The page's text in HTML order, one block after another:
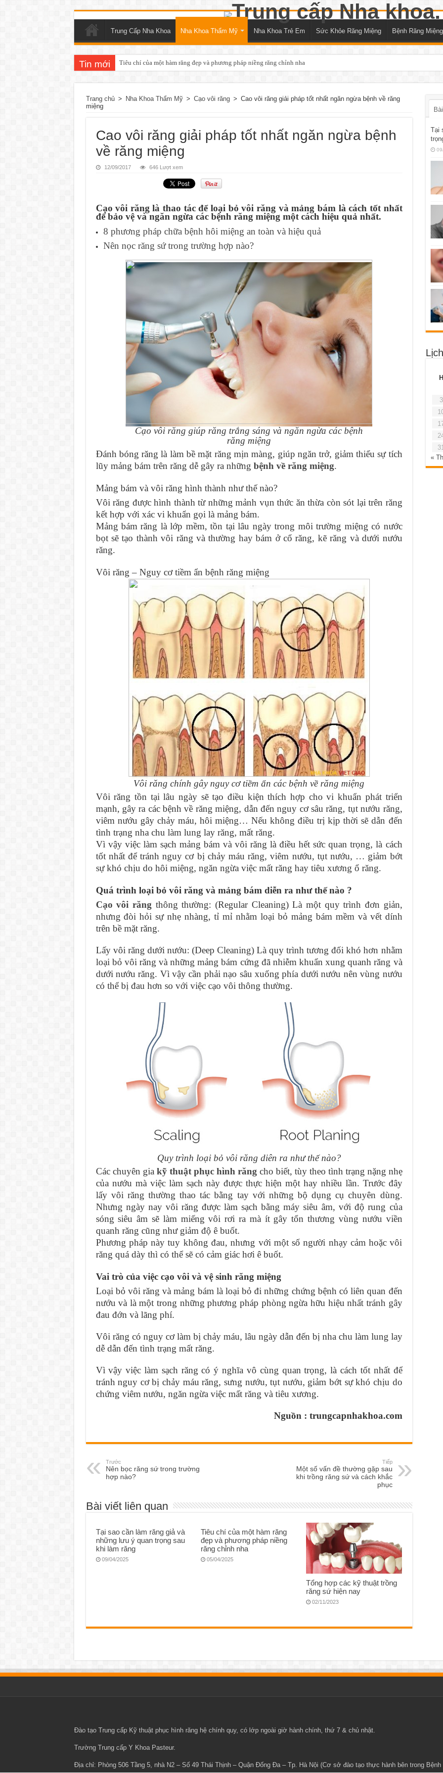
Trung Cấp Nha Khoa Nha Khoa Thẩm Mỹ Nha Khoa Trẻ Em Sức Khỏe Răng Miệng Bệnh Răng Miệng
Tin mới Tiêu chí của một hàm răng đẹp và phương pháp niềng răng chỉnh nha
Trang chủ > Nha Khoa Thẩm Mỹ > Cạo vôi răng > Cao vôi răng giải pháp tốt nhất ngăn ngừa bệnh về răng
miệng
Cao vôi răng giải pháp tốt nhất ngăn ngừa bệnh
về răng miệng
12/09/2017 646 Lượt xem
Cạo vôi răng là thao tác để loại bỏ vôi răng và mảng bám là cách tốt nhất
để bảo vệ và ngăn ngừa các bệnh răng miệng một cách hiệu quả nhất.
8 phương pháp chữa bệnh hôi miệng an toàn và hiệu quả
Nên nọc răng sứ trong trường hợp nào?
Cạo vôi răng giúp răng trắng sáng và ngăn ngừa các bệnh
răng miệng
Đánh bóng răng là làm bề mặt răng mịn màng, giúp ngăn trở, giảm thiểu sự tích
lũy mảng bám trên răng dễ gây ra những bệnh về răng miệng.
Mảng bám và vôi răng hình thành như thế nào?
Vôi răng được hình thành từ những mảnh vụn thức ăn thừa còn sót lại trên răng
kết hợp với xác vi khuẩn gọi là mảng bám.
Mảng bám răng là lớp mềm, tồn tại lâu ngày trong môi trường miệng có nước
bọt sẽ tạo thành vôi răng và thường hay bám ở cổ răng, kẽ răng và dưới nướu
răng.
Vôi răng – Nguy cơ tiềm ẩn bệnh răng miệng
Vôi răng chính gây nguy cơ tiềm ẩn các bệnh về răng miệng
Vôi răng tồn tại lâu ngày sẽ tạo điều kiện thích hợp cho vi khuẩn phát triển
mạnh, gây ra các bệnh về răng miệng, dẫn đến nguy cơ sâu răng, tụt nướu răng,
viêm nướu gây chảy máu, hôi miệng… Nếu không điều trị kịp thời sẽ dẫn đến
tình trạng nha chu làm lung lay răng, mất răng.
Vì vậy việc làm sạch mảng bám và vôi răng là điều hết sức quan trọng, là cách
tốt nhất để tránh nguy cơ bị chảy máu răng, viêm nướu, tụt nướu, … giảm bớt
sự khó chịu do hôi miệng, ngăn ngừa việc mất răng hay tiêu xương ổ răng.
Quá trình loại bỏ vôi răng và mảng bám diễn ra như thế nào ?
Cạo vôi răng thông thường: (Regular Cleaning) Là một quy trình đơn giản,
nhưng đòi hỏi sự nhẹ nhàng, tỉ mỉ nhằm loại bỏ mảng bám mềm và vết dính
trên bề mặt răng.
Lấy vôi răng dưới nướu: (Deep Cleaning) Là quy trình tương đối khó hơn nhằm
loại bỏ vôi răng và những mảng bám cứng đã nhiễm khuẩn xung quanh răng và
dưới nướu răng. Vì vậy cần phải nạo sâu xuống phía dưới nướu nên vùng nướu
có thể bị đau hơn so với việc cạo vôi thông thường.
Quy trình loại bỏ vôi răng diên ra như thế nào?
Các chuyên gia kỹ thuật phục hình răng cho biết, tùy theo tình trạng nặng nhẹ
của nướu mà việc làm sạch này được thực hiện một hay nhiều lần. Trước đây
lấy vôi răng thường thao tác bằng tay với những bộ dụng cụ chuyên dùng.
Nhưng ngày nay vôi răng được làm sạch bằng máy siêu âm, với độ rung của
sóng siêu âm sẽ làm miếng vôi rơi ra mà ít gây tổn thương vùng nướu viền
quanh răng cũng như giảm độ ê buốt.
Phương pháp này tuy không đau, nhưng với một số người nhạy cảm hoặc vôi
răng quá dày thì có thể sẽ có cảm giác hơi ê buốt.
Vai trò của việc cạo vôi và vệ sinh răng miệng
Loại bỏ vôi răng và mảng bám là loại bỏ đi những chứng bệnh có liên quan đến
nướu và là một trong những phương pháp phòng ngừa hữu hiệu nhất tránh gây
đau đớn và lãng phí.
Vôi răng có nguy cơ làm bị chảy máu, lâu ngày dẫn đến bị nha chu làm lung lay
dễ dẫn đến tình trạng mất răng.
Vì vậy việc làm sạch răng có ý nghĩa vô cùng quan trọng, là cách tốt nhất để
tránh nguy cơ bị chảy máu răng, sưng nướu, tụt nướu, giảm bớt sự khó chịu do
chứng viêm nướu, ngăn ngừa việc mất răng và tiêu xương.
Nguồn : trungcapnhakhoa.com
Trước
Nên bọc răng sứ trong trường
hợp nào?
Tiếp
Một số vấn đề thường gặp sau
khi trồng răng sứ và cách khắc
phục
Bài viết liên quan
Tại sao cần làm răng giả và
những lưu ý quan trọng sau
khi làm răng
09/04/2025
Tiêu chí của một hàm răng
đẹp và phương pháp niềng
răng chỉnh nha
05/04/2025
Tổng hợp các kỹ thuật trồng
răng sứ hiện nay
02/11/2023
Tại
Lịch
H
3
«
Đào tạo Trung cấp Kỹ thuật phục hình rănghệ chính quy, có lớp ngoài giờ hành chính, thứ 7 & chủ nhật.
Trường Trung cấp Y Khoa Pasteur.
Địa chỉ: Phòng 506 Tầng 5, nhà N2 – Số 49 Thái Thịnh – Quận Đống Đa – Tp. Hà Nội (Cơ sở đào tạo thực hành bên trong